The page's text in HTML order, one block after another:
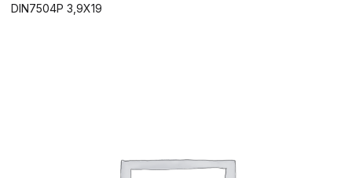
DIN7504P 3,9X19